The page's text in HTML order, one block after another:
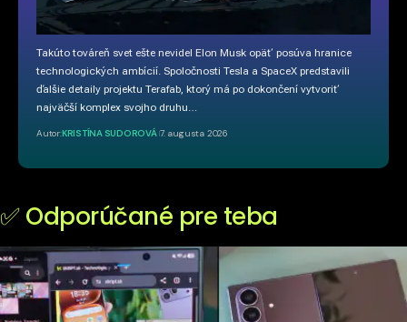
Takúto továreň svet ešte nevidel Elon Musk opäť posúva hranice
technologických ambícií. Spoločnosti Tesla a SpaceX predstavili
ďalšie detaily projektu Terafab, ktorý má po dokončení vytvoriť
najväčší komplex svojho druhu…
Autor:KRISTÍNA SUDOROVÁ 7. augusta 2026
✅ Odporúčané pre teba